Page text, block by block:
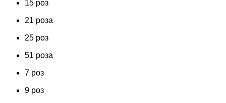
15 роз
21 роза
25 роз
51 роза
7 роз
9 роз